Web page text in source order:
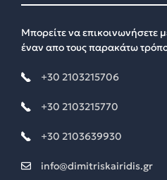
Μπορείτε να επικοινωνήσετε
έναν απο τους παρακάτω
+30 2103215706
+30 2103215770
+30 2103639930
info@dimitriskairidis.gr